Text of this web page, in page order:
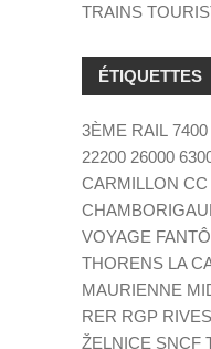
TRAINS
ÉTIQUETTES
3ÈME RAIL 7400
22200 26000
CARMILLON CC
VOYAGE
THORENS LA
MAURIENNE
RER RGP
ŽELNICE SNCF